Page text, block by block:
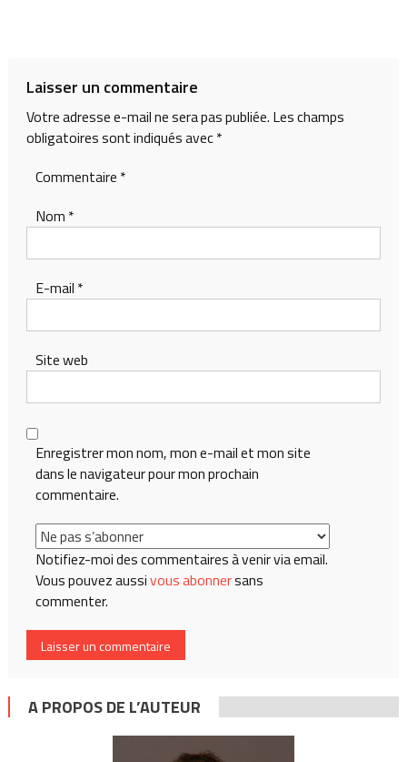
Laisser un commentaire
Votre adresse e-mail ne sera pas publiée. Les champs
obligatoires sont indiqués avec*
Commentaire *
Nom *
E-mail *
Site web
Enregistrer mon nom, mon e-mail et mon site
dans le navigateur pour mon prochain
commentaire.
Notifiez-moi des commentaires à venir via email.
Vous pouvez aussivous abonnersans
commenter.
A PROPOS DE L’AUTEUR